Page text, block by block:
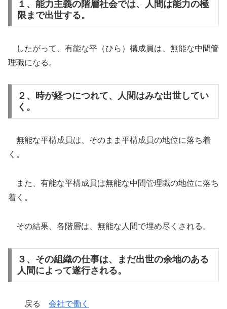
１、能力主義の階層社会では、人間は能力の極
限まで出世する。
したがって、有能な平（ひら）構成員は、無能な中間管
理職になる。
２、時が経つにつれて、人間はみな出世してい
く。
無能な平構成員は、そのまま平構成員の地位に落ち着
く。
また、有能な平構成員は無能な中間管理職の地位に落ち
着く。
その結果、各階層は、無能な人間で埋め尽くされる。
３、その組織の仕事は、まだ出世の余地のある
人間によって遂行される。
戻る 会社で働く